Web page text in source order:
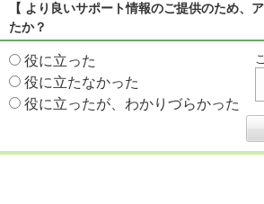
【 より良いサポート情報のご提供のため
たか？
役に立った
役に立たなかった
役に立ったが、わかりづらかった